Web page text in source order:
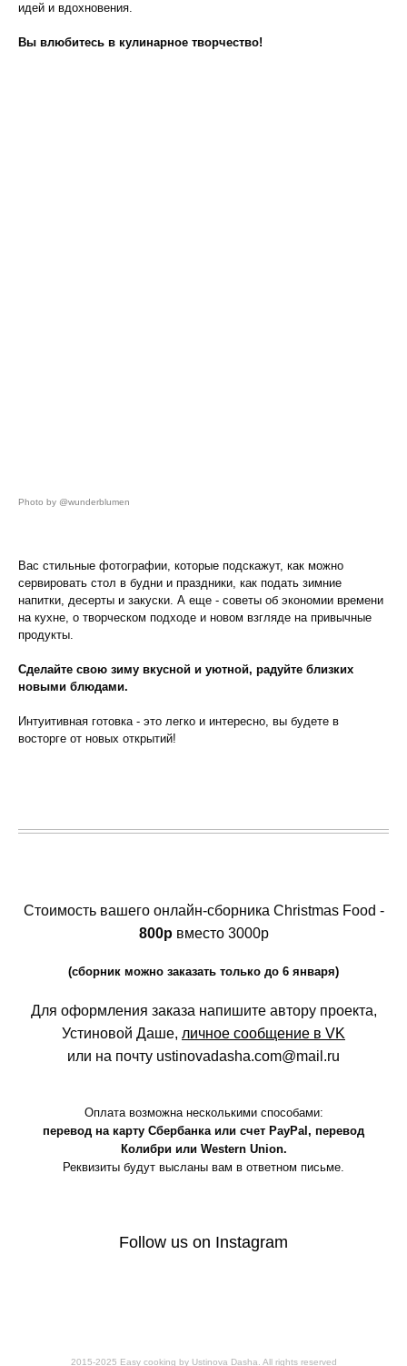
идей и вдохновения.
Вы влюбитесь в кулинарное творчество!
Photo by @wunderblumen
Вас стильные фотографии, которые подскажут, как можно
сервировать стол в будни и праздники, как подать зимние
напитки, десерты и закуски. А еще - советы об экономии времени
на кухне, о творческом подходе и новом взгляде на привычные
продукты.
Сделайте свою зиму вкусной и уютной, радуйте близких
новыми блюдами.
Интуитивная готовка - это легко и интересно, вы будете в
восторге от новых открытий!
Стоимость вашего онлайн-сборника Christmas Food -
800рвместо 3000р
(сборник можно заказать только до 6 января)
Для оформления заказа напишите автору проекта,
Устиновой Даше, личное сообщение в VK
или на почту ustinovadasha.com@mail.ru
Оплата возможна несколькими способами:
перевод на карту Сбербанка или счет PayPal, перевод
Колибри или Western Union.
Реквизиты будут высланы вам в ответном письме.
Follow us on Instagram
2015-2025 Easy cooking by Ustinova Dasha. All rights reserved